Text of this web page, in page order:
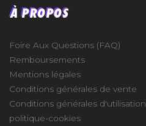
À PROPOS
Foire Aux Questions (FAQ)
Remboursements
Mentions légales
Conditions générales de vente
Conditions générales d'utilisation
politique-cookies